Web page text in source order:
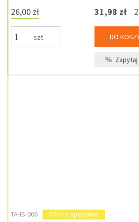
26,00 zł
szt
31,98 zł
DO
%
TA-IS-006
Oferta specjalna